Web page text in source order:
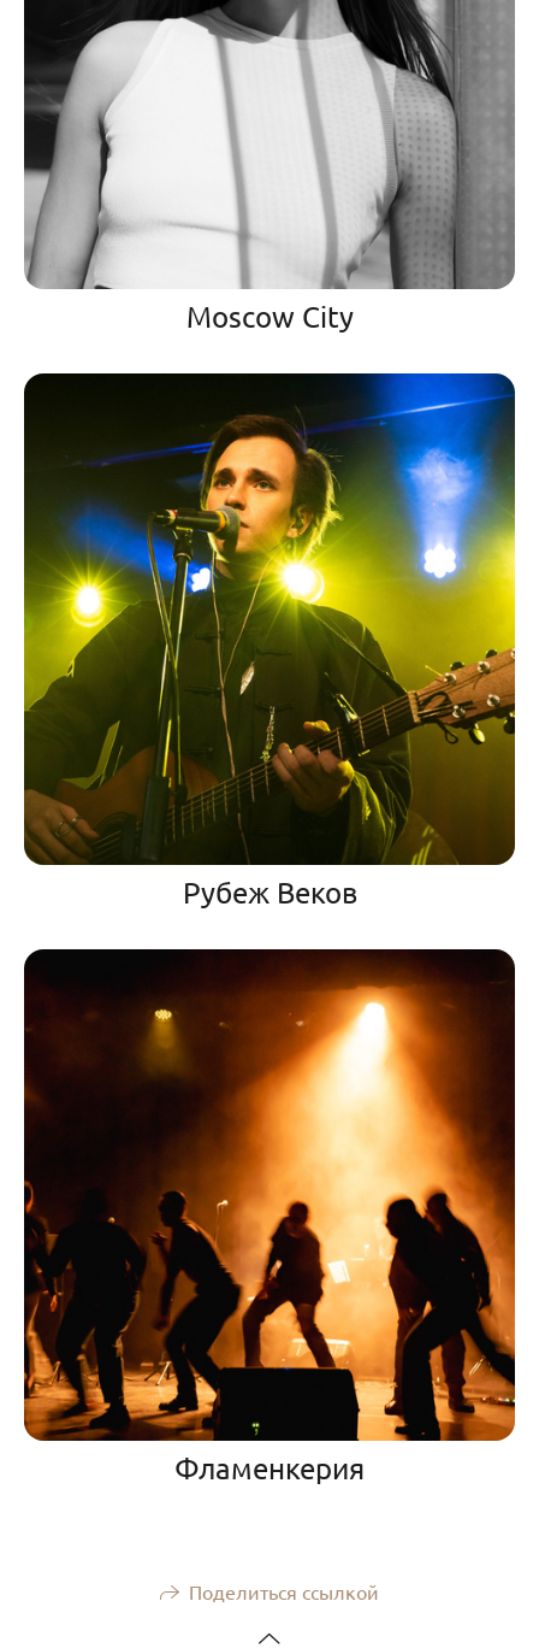
Moscow City
Рубеж Веков
Фламенкерия
Поделиться ссылкой